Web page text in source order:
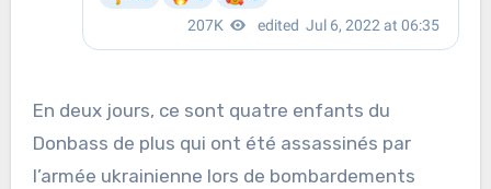
En deux jours, ce sont quatre enfants du
Donbass de plus qui ont été assassinés par
l’armée ukrainienne lors de bombardements